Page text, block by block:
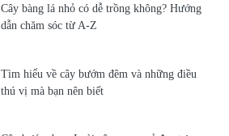
Cây bàng lá nhỏ có dễ trồng không? Hướng
dẫn chăm sóc từ A-Z
Tìm hiểu về cây bướm đêm và những điều
thú vị mà bạn nên biết